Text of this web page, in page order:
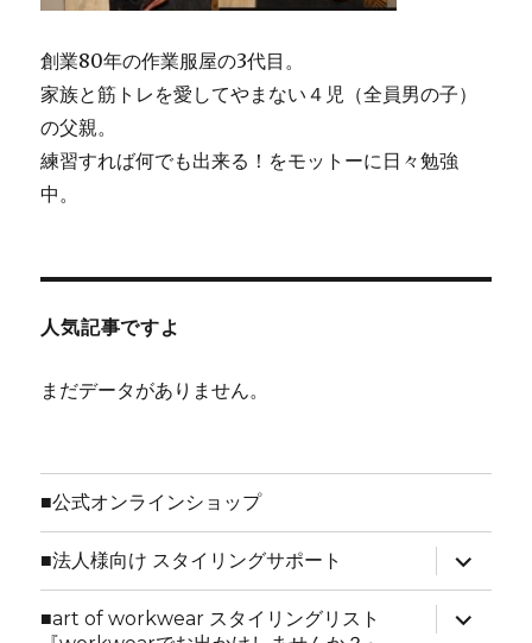
創業80年の作業服屋の3代目。
家族と筋トレを愛してやまない４児（全員男の子）
の父親。
練習すれば何でも出来る！をモットーに日々勉強
中。
人気記事ですよ
まだデータがありません。
■公式オンラインショップ
■法人様向け スタイリングサポート
サ
ブ
メ
ニ
ュ
■art of workwear スタイリングリスト
サ
ブ